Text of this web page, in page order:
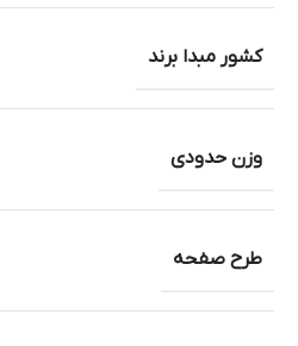
کشور مبدا برند
وزن حدودی
طرح صفحه